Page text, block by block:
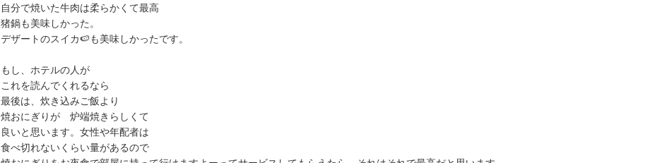
自分で焼いた牛肉は柔らかくて最高
猪鍋も美味しかった。
デザートのスイカ🍉も美味しかったです。
もし、ホテルの人が
これを読んでくれるなら
最後は、炊き込みご飯より
焼おにぎりが　炉端焼きらしくて
良いと思います。女性や年配者は
食べ切れないくらい量があるので